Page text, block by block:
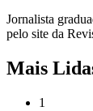
Jornalista
pelo site da
Mais
1